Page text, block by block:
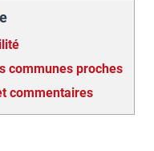
communes proches
commentaires